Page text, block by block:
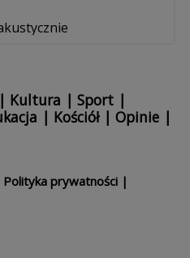
| Kultura | Sport |
| Kościół| Opinie |
Polityka prywatności |